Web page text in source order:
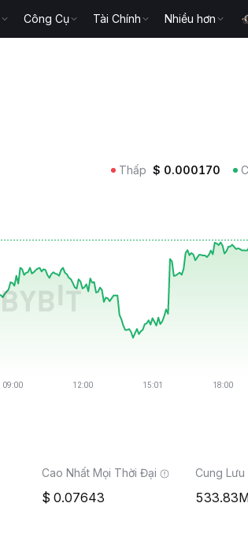
Công Cụ Tài Chính Nhiều hơn
Thấp $ 0.000170
Cao Nhất Mọi Thời Đại
0.07643
Cung